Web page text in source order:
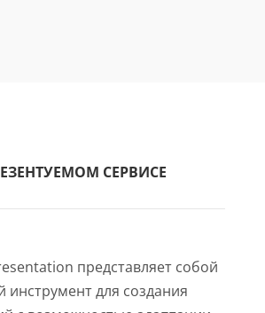
СЕРВИСЕ
представляет собой
инструмент для создания